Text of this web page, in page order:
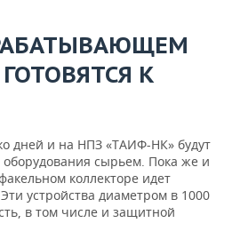
К
дней и на НПЗ «ТАИФ-НК» будут
оборудования сырьем. Пока же и
коллекторе идет
устройства диаметром в 1000
в том числе и защитной